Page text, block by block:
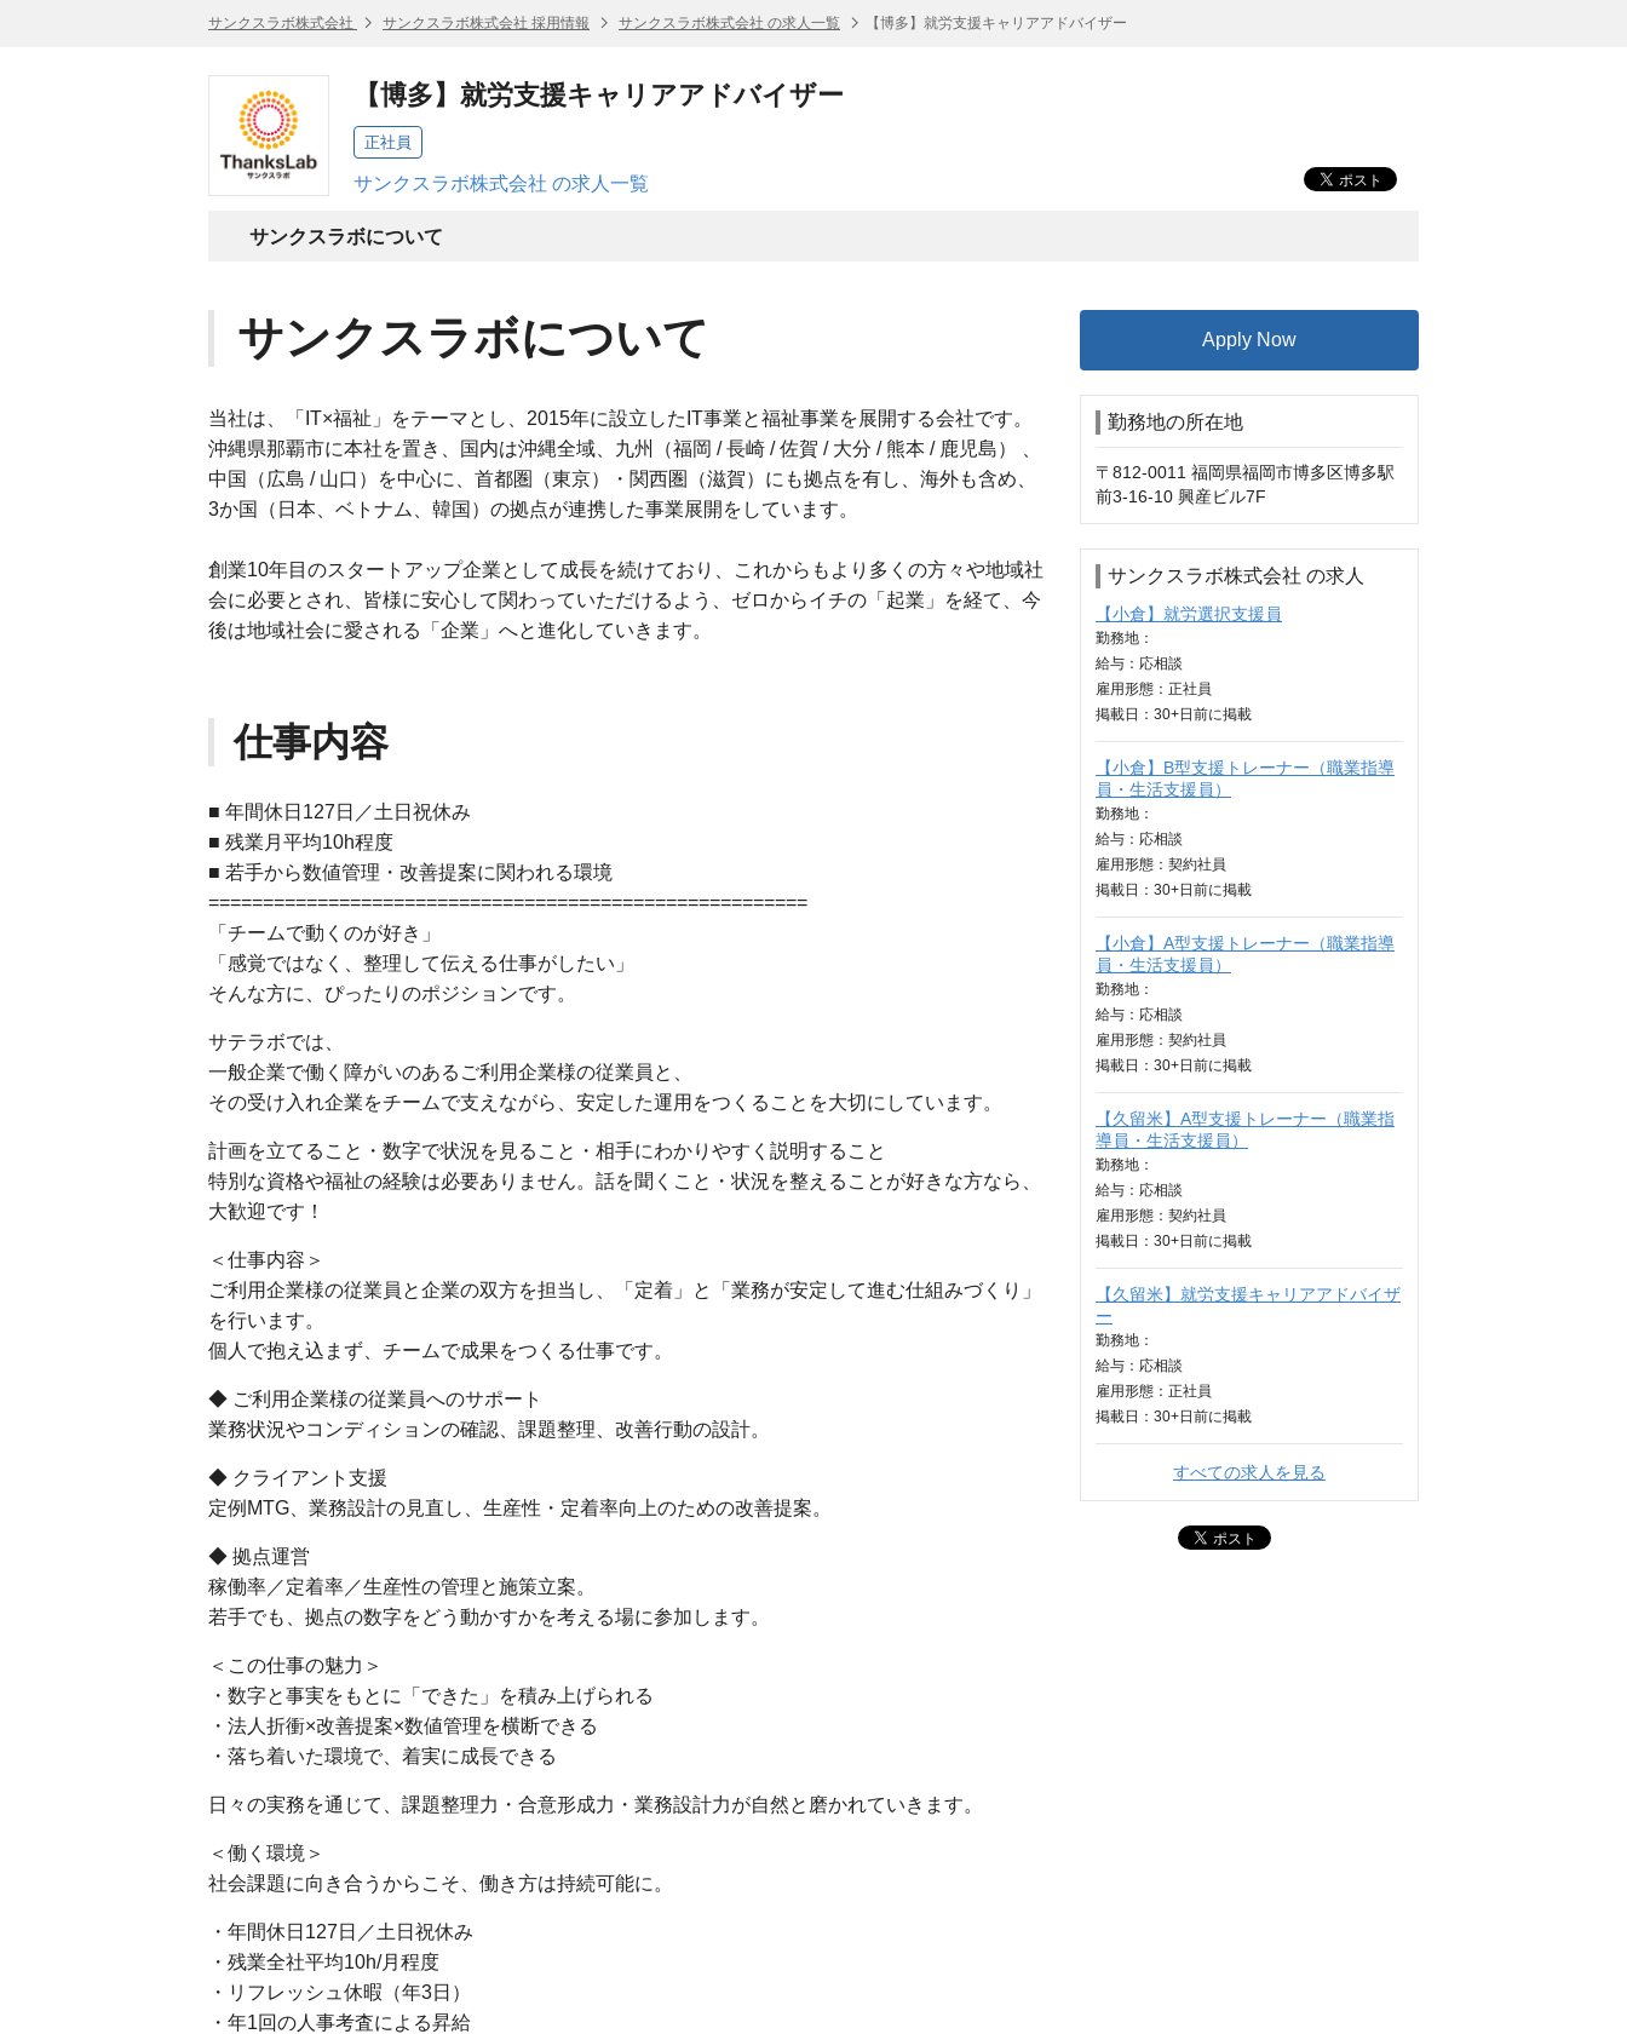
サンクスラボ株式会社 サンクスラボ株式会社 採用情報 サンクスラボ株式会社 の求人一覧 【博多】就労支援キャリアアドバイザー
【博多】就労支援キャリアアドバイザー
正社員
サンクスラボ株式会社 の求人一覧
サンクスラボについて
サンクスラボについて
当社は、「IT×福祉」をテーマとし、2015年に設立したIT事業と福祉事業を展開する会社です。
沖縄県那覇市に本社を置き、国内は沖縄全域、九州（福岡 / 長崎 / 佐賀 / 大分 / 熊本 / 鹿児島） 、
中国（広島 / 山口）を中心に、首都圏（東京）・関西圏（滋賀）にも拠点を有し、海外も含め、
3か国（日本、ベトナム、韓国）の拠点が連携した事業展開をしています。
創業10年目のスタートアップ企業として成長を続けており、これからもより多くの方々や地域社
会に必要とされ、皆様に安心して関わっていただけるよう、ゼロからイチの「起業」を経て、今
後は地域社会に愛される「企業」へと進化していきます。
仕事内容
■ 年間休日127日／土日祝休み
■ 残業月平均10h程度
■ 若手から数値管理・改善提案に関われる環境
=======================================================
「チームで動くのが好き」
「感覚ではなく、整理して伝える仕事がしたい」
そんな方に、ぴったりのポジションです。
サテラボでは、
一般企業で働く障がいのあるご利用企業様の従業員と、
その受け入れ企業をチームで支えながら、安定した運用をつくることを大切にしています。
計画を立てること・数字で状況を見ること・相手にわかりやすく説明すること
特別な資格や福祉の経験は必要ありません。話を聞くこと・状況を整えることが好きな方なら、
大歓迎です！
＜仕事内容＞
ご利用企業様の従業員と企業の双方を担当し、「定着」と「業務が安定して進む仕組みづくり」
を行います。
個人で抱え込まず、チームで成果をつくる仕事です。
◆ ご利用企業様の従業員へのサポート
業務状況やコンディションの確認、課題整理、改善行動の設計。
◆ クライアント支援
定例MTG、業務設計の見直し、生産性・定着率向上のための改善提案。
◆ 拠点運営
稼働率／定着率／生産性の管理と施策立案。
若手でも、拠点の数字をどう動かすかを考える場に参加します。
＜この仕事の魅力＞
・数字と事実をもとに「できた」を積み上げられる
・法人折衝×改善提案×数値管理を横断できる
・落ち着いた環境で、着実に成長できる
日々の実務を通じて、課題整理力・合意形成力・業務設計力が自然と磨かれていきます。
＜働く環境＞
社会課題に向き合うからこそ、働き方は持続可能に。
・年間休日127日／土日祝休み
・残業全社平均10h/月程度
・リフレッシュ休暇（年3日）
・年1回の人事考査による昇給
Apply Now
勤務地の所在地
〒812-0011 福岡県福岡市博多区博多駅
前3-16-10 興産ビル7F
サンクスラボ株式会社 の求人
【小倉】就労選択支援員
勤務地：
給与： 応相談
雇用形態：正社員
掲載日： 30+日 前に掲載
【小倉】B型支援トレーナー（職業指導
員・生活支援員）
勤務地：
給与： 応相談
雇用形態：契約社員
掲載日： 30+日 前に掲載
【小倉】A型支援トレーナー（職業指導
員・生活支援員）
勤務地：
給与： 応相談
雇用形態：契約社員
掲載日： 30+日 前に掲載
【久留米】A型支援トレーナー（職業指
導員・生活支援員）
勤務地：
給与： 応相談
雇用形態：契約社員
掲載日： 30+日 前に掲載
【久留米】就労支援キャリアアドバイザ
ー
勤務地：
給与： 応相談
雇用形態：正社員
掲載日： 30+日 前に掲載
すべての求人を見る